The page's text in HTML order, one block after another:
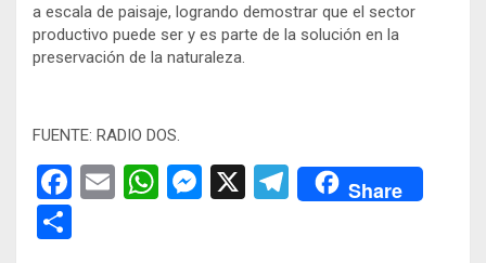
a escala de paisaje, logrando demostrar que el sector
productivo puede ser y es parte de la solución en la
preservación de la naturaleza.
FUENTE: RADIO DOS.
F
E
W M X
T
Share